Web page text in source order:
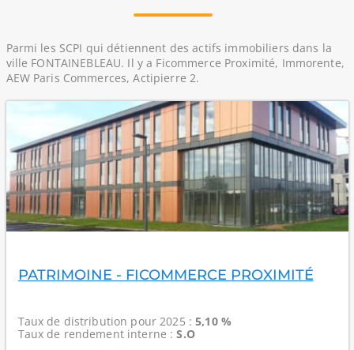
Parmi les SCPI qui détiennent des actifs immobiliers dans la
ville FONTAINEBLEAU. Il y a Ficommerce Proximité, Immorente,
AEW Paris Commerces, Actipierre 2.
PATRIMOINE - FICOMMERCE PROXIMITÉ
Taux de distribution pour 2025 :5,10 %
Taux de rendement interne :S.O